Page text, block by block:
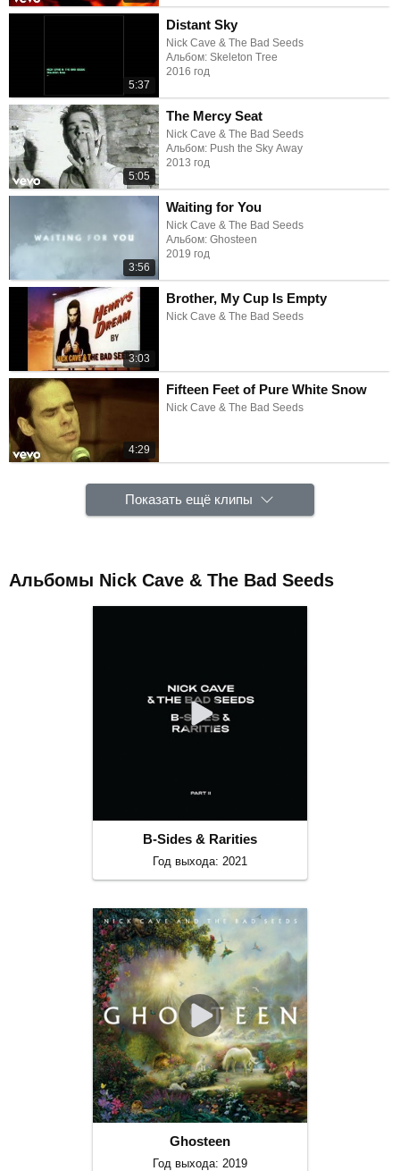
5:37
Distant Sky
Nick Cave & The Bad Seeds
Альбом: Skeleton Tree
2016 год
5:05
The Mercy Seat
Nick Cave & The Bad Seeds
Альбом: Push the Sky Away
2013 год
3:56
Waiting for You
Nick Cave & The Bad Seeds
Альбом: Ghosteen
2019 год
3:03
Brother, My Cup Is Empty
Nick Cave & The Bad Seeds
4:29
Fifteen Feet of Pure White Snow
Nick Cave & The Bad Seeds
Показать ещё клипы
Альбомы Nick Cave & The Bad Seeds
B-Sides & Rarities
Год выхода: 2021
Ghosteen
Год выхода: 2019